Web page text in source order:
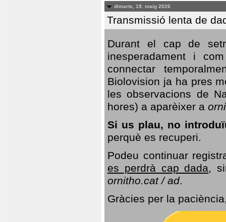
dimarts, 19. maig 2026
Transmissió lenta de
Durant el cap de
inesperadament i
connectar
Biolovision ja ha pres
les observacions de
hores) a aparèixer a
Si us plau, no
perquè es recuperi.
Podeu continuar
es perdrà cap dada,
ornitho.cat / ad.
Gràcies per la